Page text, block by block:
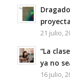
21 julio,
“La
ya no
16 julio,